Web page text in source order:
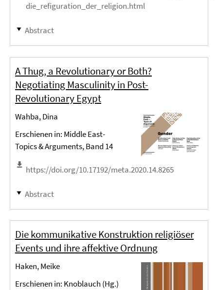
die_refiguration_der_religion.html
Abstract
A Thug, a Revolutionary or Both?
Negotiating Masculinity in Post-
Revolutionary Egypt
Wahba, Dina
Erschienen in: Middle East-
Topics & Arguments, Band 14
https://doi.org/10.17192/meta.2020.14.8265
Abstract
Die kommunikative Konstruktion religiöser
Events und ihre affektive Ordnung
Haken, Meike
Erschienen in: Knoblauch (Hg.)